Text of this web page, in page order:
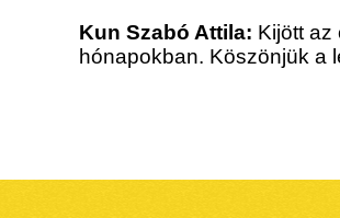
Kun Szabó Attila: Kijött az
hónapokban. Köszönjük a